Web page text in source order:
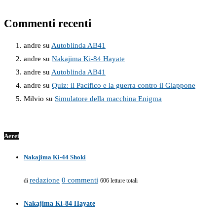
Commenti recenti
andre su Autoblinda AB41
andre su Nakajima Ki-84 Hayate
andre su Autoblinda AB41
andre su Quiz: il Pacifico e la guerra contro il Giappone
Milvio su Simulatore della macchina Enigma
Aerei
Nakajima Ki-44 Shoki
di redazione 0 commenti 606 letture totali
Nakajima Ki-84 Hayate